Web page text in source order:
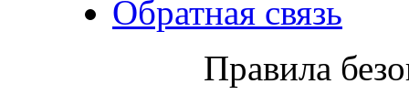
Обратная связь
Правила